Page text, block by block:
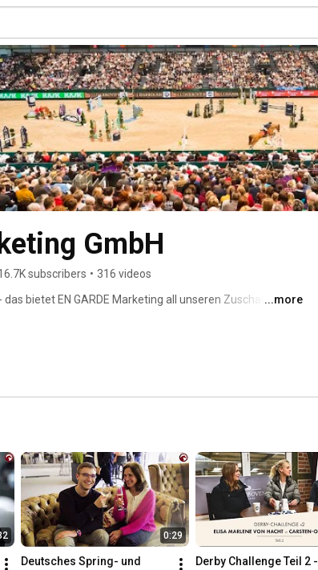
GmbH
subscribers • 316 videos
bietet EN GARDE Marketing all unseren Zuschauern
unserer YouTube Community und verpasst keinen
...more
0:29
Deutsches Spring- und
Derby Challenge Teil 2 -